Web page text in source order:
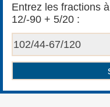
Entrez les fractions
12/-90 + 5/20 :